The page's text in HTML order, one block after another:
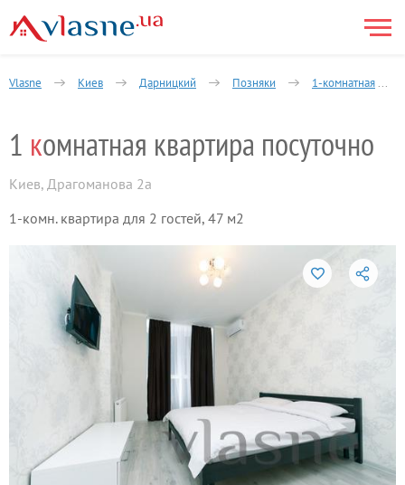
Vlasne Киев Дарницкий Позняки 1-комнатная
1 комнатная квартира посуточно
Киев, Драгоманова 2а
1-комн. квартира для 2 гостей, 47 м2